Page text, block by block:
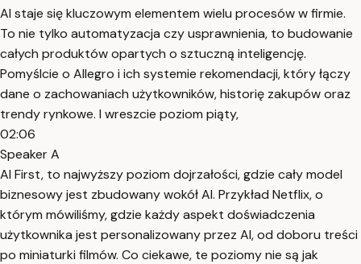
AI staje się kluczowym elementem wielu procesów w firmie.
To nie tylko automatyzacja czy usprawnienia, to budowanie
całych produktów opartych o sztuczną inteligencję.
Pomyślcie o Allegro i ich systemie rekomendacji, który łączy
dane o zachowaniach użytkowników, historię zakupów oraz
trendy rynkowe. I wreszcie poziom piąty,
02:06
Speaker A
AI First, to najwyższy poziom dojrzałości, gdzie cały model
biznesowy jest zbudowany wokół AI. Przykład Netflix, o
którym mówiliśmy, gdzie każdy aspekt doświadczenia
użytkownika jest personalizowany przez AI, od doboru treści
po miniaturki filmów. Co ciekawe, te poziomy nie są jak